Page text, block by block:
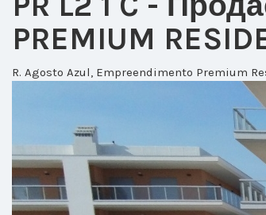
PREMIUM
R. Agosto Azul, Empreendimento Premium